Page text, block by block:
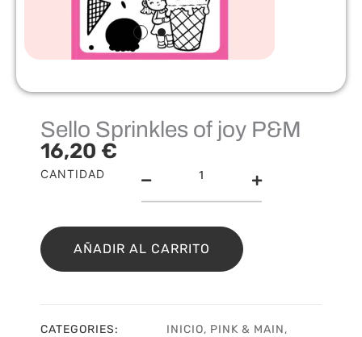
Sello Sprinkles of joy P&M
16,20 €
CANTIDAD
Sello
of
cantidad
AÑADIR AL CARRITO
CATEGORIES: INICIO, PINK & MAIN,